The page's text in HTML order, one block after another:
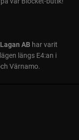
sidoutkast. Den
ABhar varit
längs E4:an i
Värnamo.